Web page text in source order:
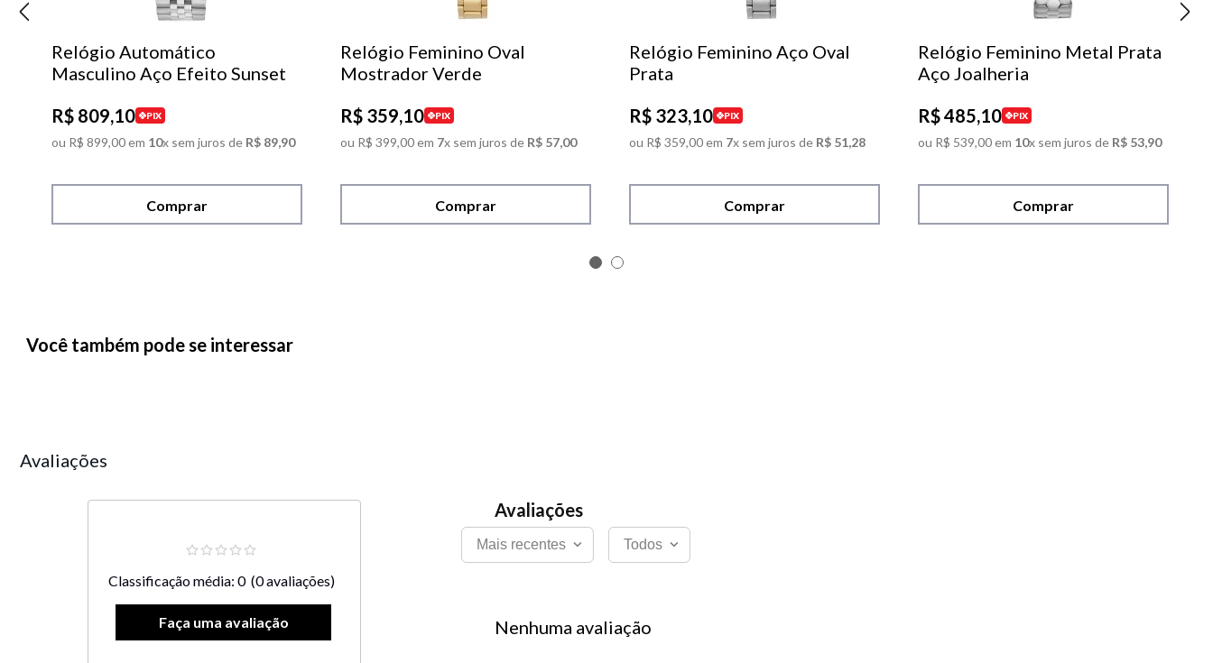
Relógio Automático
Masculino Aço Efeito Sunset
R$ 809,10 PIX
ou R$ 899,00em 10x sem juros de R$ 89,90
Comprar
Relógio Feminino Oval
Mostrador Verde
R$ 359,10 PIX
ou R$ 399,00em 7x sem juros de R$ 57,00
Comprar
Relógio Feminino Aço Oval
Prata
R$ 323,10 PIX
ou R$ 359,00em 7x sem juros de R$ 51,28
Comprar
Relógio Feminino Metal Prata
Aço Joalheria
R$485,10 PIX
ou R$ 539,00em 10x sem juros de R$ 53,90
Comprar
Você também pode se interessar
Avaliações
Classificação média: 0 (0 avaliações)
Mais recentes Todos
Nenhuma avaliação